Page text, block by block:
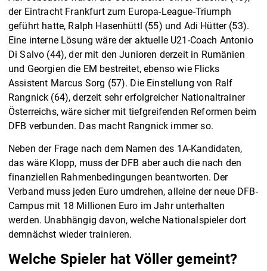
der Eintracht Frankfurt zum Europa-League-Triumph
geführt hatte, Ralph Hasenhüttl (55) und Adi Hütter (53).
Eine interne Lösung wäre der aktuelle U21-Coach Antonio
Di Salvo (44), der mit den Junioren derzeit in Rumänien
und Georgien die EM bestreitet, ebenso wie Flicks
Assistent Marcus Sorg (57). Die Einstellung von Ralf
Rangnick (64), derzeit sehr erfolgreicher Nationaltrainer
Österreichs, wäre sicher mit tiefgreifenden Reformen beim
DFB verbunden. Das macht Rangnick immer so.
Neben der Frage nach dem Namen des 1A-Kandidaten,
das wäre Klopp, muss der DFB aber auch die nach den
finanziellen Rahmenbedingungen beantworten. Der
Verband muss jeden Euro umdrehen, alleine der neue DFB-
Campus mit 18 Millionen Euro im Jahr unterhalten
werden. Unabhängig davon, welche Nationalspieler dort
demnächst wieder trainieren.
Welche Spieler hat Völler gemeint?